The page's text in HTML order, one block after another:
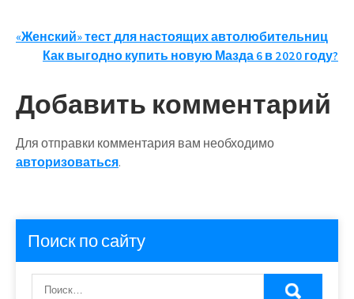
Навигация
по
записям
«Женский» тест для настоящих автолюбительниц
Как выгодно купить новую Мазда 6 в 2020 году?
Добавить комментарий
Для отправки комментария вам необходимо
авторизоваться.
Поиск по сайту